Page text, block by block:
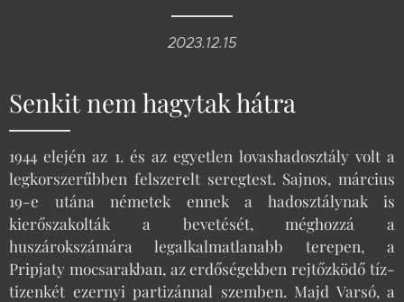
2023.12.15
Senkit nem hagytak hátra
1944 elején az 1. és az egyetlen lovashadosztály volt a
legkorszerűbben felszerelt seregtest. Sajnos, március
19-e utána németek ennek a hadosztálynak is
kierőszakolták a bevetését, méghozzá a
huszárokszámára legalkalmatlanabb terepen, a
Pripjaty mocsarakban, az erdőségekben rejtőzködő tíz-
tizenkét ezernyi partizánnal szemben. Majd Varsó, a